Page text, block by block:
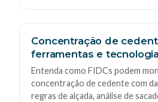
Concentração de
ferramentas e
Entenda como FIDCs podem
concentração de cedente com
regras de alçada, análise de